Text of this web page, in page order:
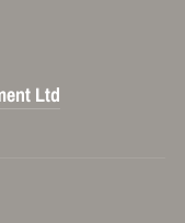
Ltd